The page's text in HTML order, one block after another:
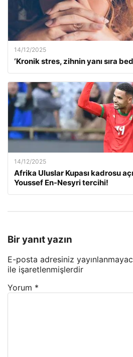
14/12/2025
‘Kronik stres, zihnin yanı sıra
14/12/2025
Afrika Uluslar Kupası kadrosu
Youssef En-Nesyri tercihi!
Bir yanıt yazın
E-posta adresiniz
ile işaretlenmişlerdir
Yorum *